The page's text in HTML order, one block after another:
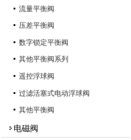
流量平衡阀
压差平衡阀
数字锁定平衡阀
其他平衡阀系列
遥控浮球阀
过滤活塞式电动浮球阀
其他平衡阀
电磁阀